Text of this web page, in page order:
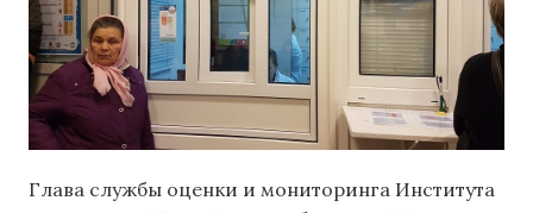
Глава службы оценки и мониторинга Института